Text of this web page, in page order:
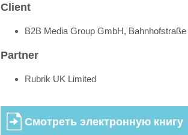
Client
B2B Media Group GmbH,
Partner
Rubrik UK Limited